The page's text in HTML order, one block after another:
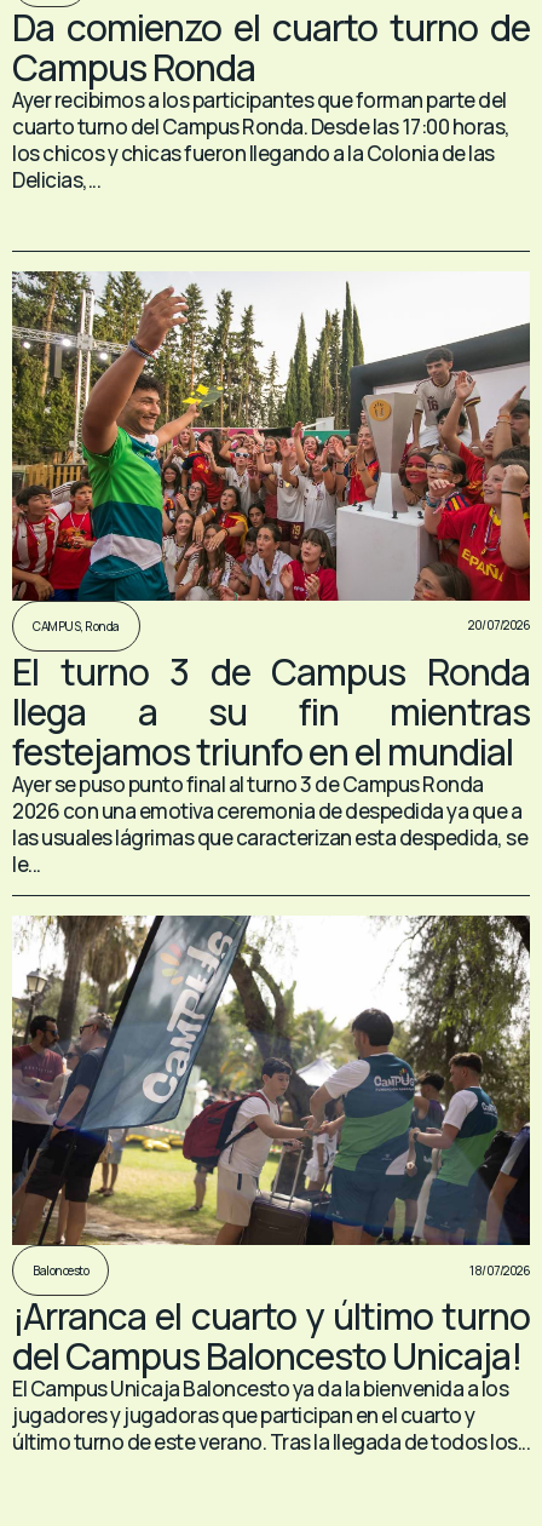
Da comienzo el cuarto turno de
Campus Ronda
Ayer recibimos a los participantes que forman parte del
cuarto turno del Campus Ronda. Desde las 17:00 horas,
los chicos y chicas fueron llegando a la Colonia de las
Delicias,...
CAMPUS, Ronda 20/07/2026
El turno 3 de Campus Ronda
llega a su fin mientras
festejamos triunfo en el mundial
Ayer se puso punto final al turno 3 de Campus Ronda
2026 con una emotiva ceremonia de despedida ya que a
las usuales lágrimas que caracterizan esta despedida, se
le...
Baloncesto 18/07/2026
¡Arranca el cuarto y último turno
del Campus Baloncesto Unicaja!
El Campus Unicaja Baloncesto ya da la bienvenida a los
jugadores y jugadoras que participan en el cuarto y
último turno de este verano. Tras la llegada de todos los...